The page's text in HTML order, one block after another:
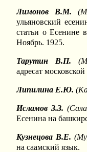
Лимонов В.М.
ульяновский
статьи о Есенине
Ноябрь. 1925.
Тарутин В.П.
адресат
Липилина Е.Ю.
Исламов З.З.
Есенина на
Кузнецова В.Е.
на саамский язык.